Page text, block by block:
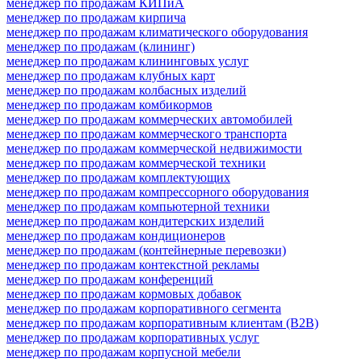
менеджер по продажам кирпича
менеджер по продажам климатического оборудования
менеджер по продажам (клининг)
менеджер по продажам клининговых услуг
менеджер по продажам клубных карт
менеджер по продажам колбасных изделий
менеджер по продажам комбикормов
менеджер по продажам коммерческих автомобилей
менеджер по продажам коммерческого транспорта
менеджер по продажам коммерческой недвижимости
менеджер по продажам коммерческой техники
менеджер по продажам комплектующих
менеджер по продажам компрессорного оборудования
менеджер по продажам компьютерной техники
менеджер по продажам кондитерских изделий
менеджер по продажам кондиционеров
менеджер по продажам (контейнерные перевозки)
менеджер по продажам контекстной рекламы
менеджер по продажам конференций
менеджер по продажам кормовых добавок
менеджер по продажам корпоративного сегмента
менеджер по продажам корпоративным клиентам (B2B)
менеджер по продажам корпоративных услуг
менеджер по продажам корпусной мебели